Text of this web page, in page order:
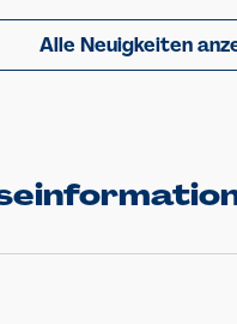
Alle Neuigkeiten